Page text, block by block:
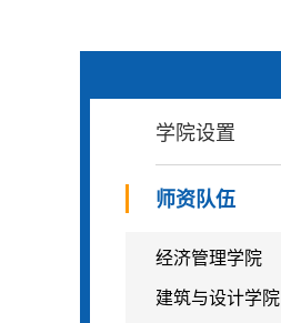
学院设置
师资队伍
经济管理学院
建筑与设计学院